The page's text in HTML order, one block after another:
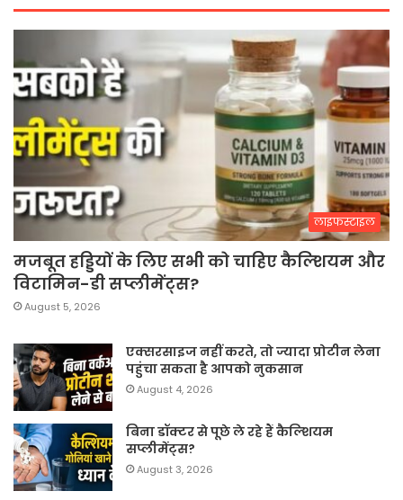
लाइफस्टाइल
मजबूत हड्डियों के लिए सभी को चाहिए कैल्शियम और
विटामिन-डी सप्लीमेंट्स?
August 5, 2026
एक्सरसाइज नहीं करते, तो ज्यादा प्रोटीन लेना
पहुंचा सकता है आपको नुकसान
August 4, 2026
बिना डॉक्टर से पूछे ले रहे हैं कैल्शियम
सप्लीमेंट्स?
August 3, 2026